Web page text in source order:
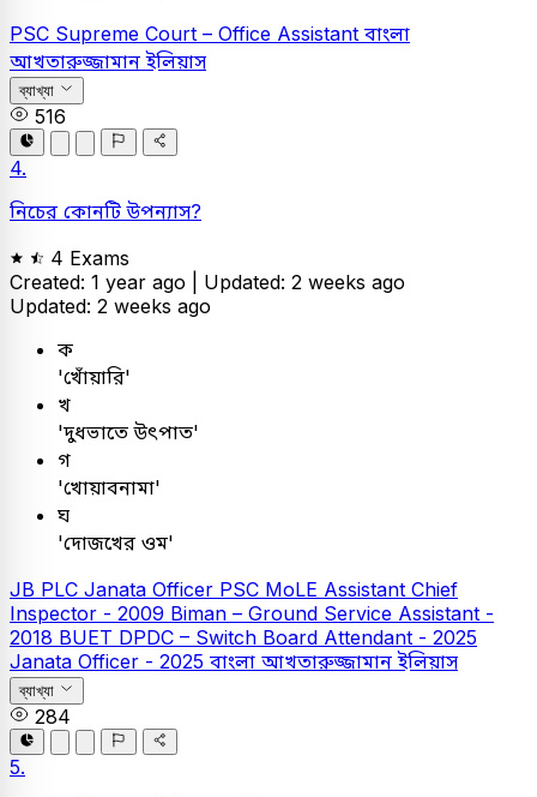
PSC Supreme Court – Office Assistant বাংলা
আখতারুজ্জামান ইলিয়াস
ব্যাখ্যা
516
4.
নিচের কোনটি উপন্যাস?
4 Exams
Created: 1 year ago | Updated: 2 weeks ago
Updated: 2 weeks ago
ক
'খোঁয়ারি'
খ
'দুধভাতে উৎপাত'
গ
'খোয়াবনামা'
ঘ
'দোজখের ওম'
JB PLC Janata Officer PSC MoLE Assistant Chief
Inspector - 2009 Biman – Ground Service Assistant -
2018 BUET DPDC – Switch Board Attendant - 2025
Janata Officer - 2025 বাংলা আখতারুজ্জামান ইলিয়াস
ব্যাখ্যা
284
5.